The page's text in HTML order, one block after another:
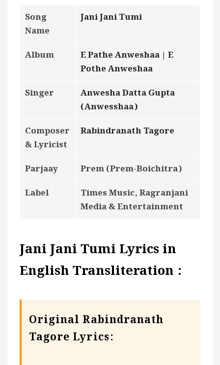
Song
Name
Jani Jani Tumi
Album
E Pathe Anweshaa | E
Pothe Anweshaa
Singer
Anwesha Datta Gupta
(Anwesshaa)
Composer
& Lyricist
Rabindranath Tagore
Parjaay
Prem (Prem-Boichitra)
Label
Times Music, Ragranjani
Media & Entertainment
Jani Jani Tumi Lyrics in
English Transliteration :
Original Rabindranath
Tagore Lyrics: